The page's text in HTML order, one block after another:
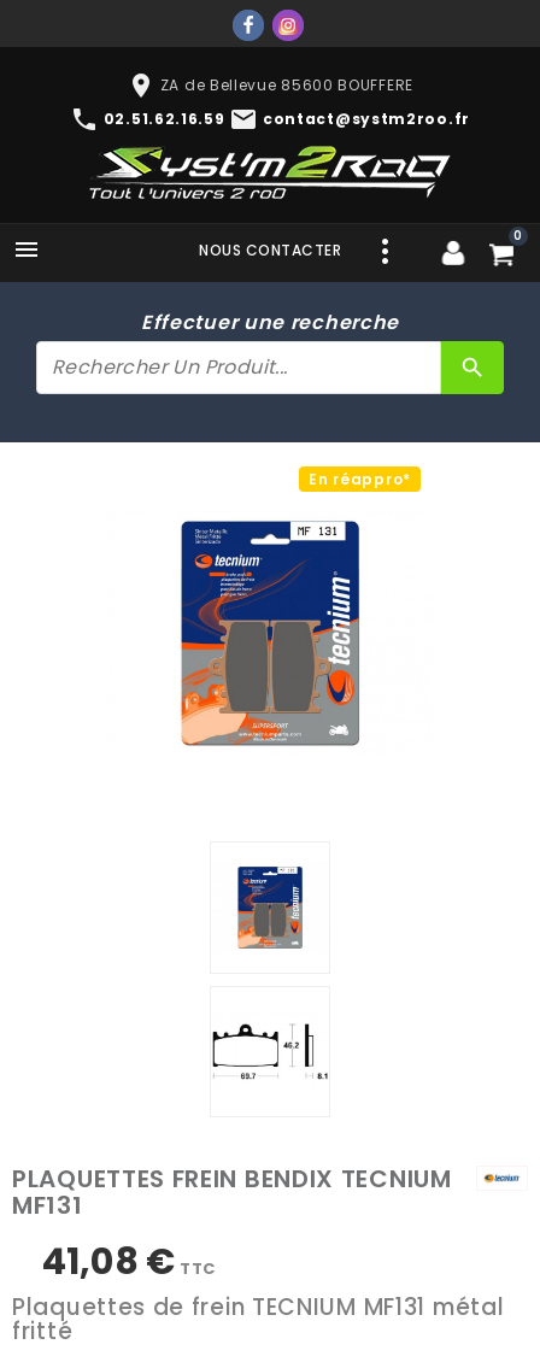
place ZA de Bellevue 85600 BOUFFERE
phone 02.51.62.16.59 mail contact@systm2roo.fr
 0
NOUS CONTACTER
Effectuer une recherche
search
En réappro*
PLAQUETTES FREIN BENDIX TECNIUM
MF131
41,08 € TTC
Plaquettes de frein TECNIUM MF131 métal
fritté